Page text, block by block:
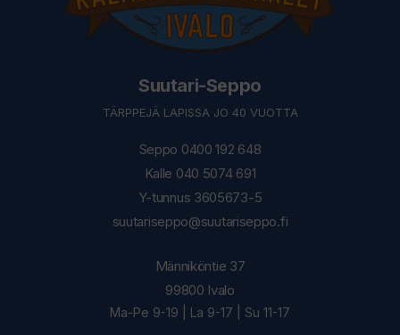
Suutari-Seppo
TÄRPPEJÄ LAPISSA JO 40 VUOTTA
Seppo 0400 192 648
Kalle 040 5074 691
Y-tunnus 3605673-5
suutariseppo@suutariseppo.fi
Männiköntie 37
99800 Ivalo
Ma-Pe 9-19 | La 9-17 | Su 11-17